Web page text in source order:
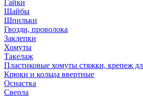
Гайки
Шайбы
Шпильки
Гвозди, проволока
Заклепки
Хомуты
Такелаж
Пластиковые хомуты стяжки, крепеж
Крюки и кольца ввертные
Оснастка
Сверла